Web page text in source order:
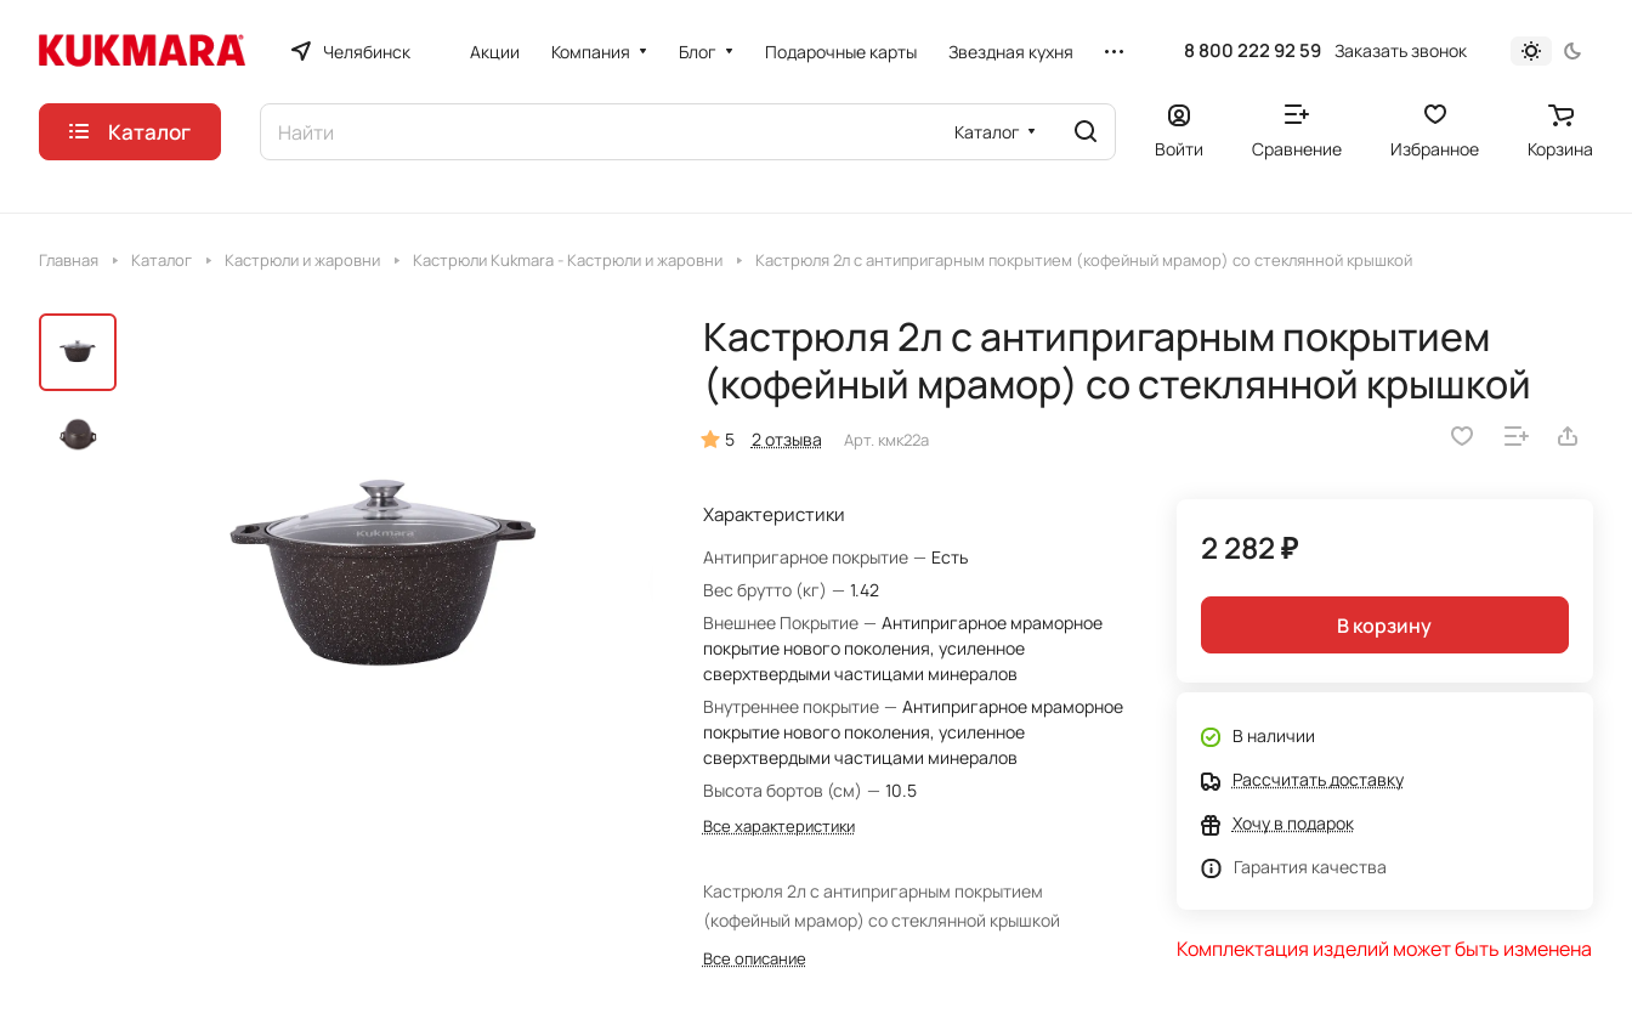
Челябинск Акции Компания Блог Подарочные карты Звездная кухня 8 800 222 92 59 Заказать звонок
Каталог Каталог
Войти Сравнение Избранное Корзина
Главная Каталог Кастрюли и жаровни Кастрюли Kukmara - Кастрюли и жаровни Кастрюля 2л с антипригарным покрытием (кофейный мрамор) со стеклянной крышкой
Кастрюля 2л с антипригарным покрытием
(кофейный мрамор) со стеклянной крышкой
5 2 отзыва Арт. кмк22а
Характеристики
Антипригарное покрытие — Есть
Вес брутто (кг) — 1.42
Внешнее Покрытие — Антипригарное мраморное
покрытие нового поколения, усиленное
сверхтвердыми частицами минералов
Внутреннее покрытие — Антипригарное мраморное
покрытие нового поколения, усиленное
сверхтвердыми частицами минералов
Высота бортов (см) — 10.5
Все характеристики
Кастрюля 2л с антипригарным покрытием
(кофейный мрамор) со стеклянной крышкой
Все описание
2 282 ₽
В корзину
В наличии
Рассчитать доставку
Хочу в подарок
Гарантия качества
Комплектация изделий может быть изменена